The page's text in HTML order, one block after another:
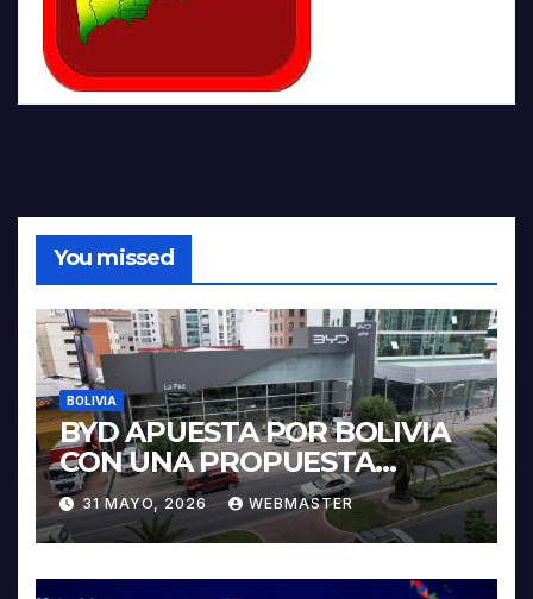
You missed
BOLIVIA
BYD APUESTA POR BOLIVIA
CON UNA PROPUESTA
INTEGRAL PARA IMPULSAR
LA ELECTROMOVILIDAD Y LA
INDUSTRIALIZACIÓN DEL
LITIO
31 MAYO, 2026 WEBMASTER